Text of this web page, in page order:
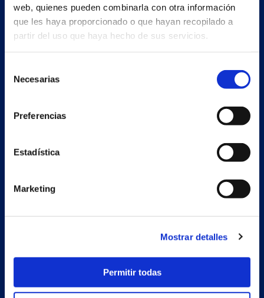
web, quienes pueden combinarla con otra información
que les haya proporcionado o que hayan recopilado a
partir del uso que haya hecho de sus servicios.
Necesarias
Preferencias
Estadística
Marketing
Mostrar detalles
Permitir todas
Estrada Porto Cabeiro, 68
Pontevedra - España